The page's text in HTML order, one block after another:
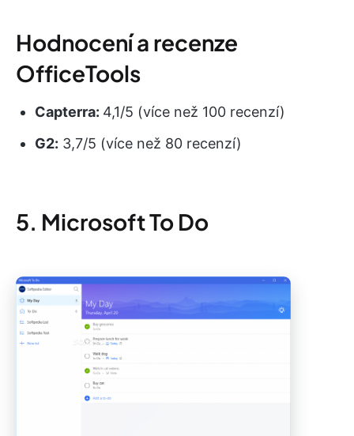
Hodnocení a recenze
OfficeTools
Capterra: 4,1/5 (více než 100 recenzí)
G2: 3,7/5 (více než 80 recenzí)
5. Microsoft To Do